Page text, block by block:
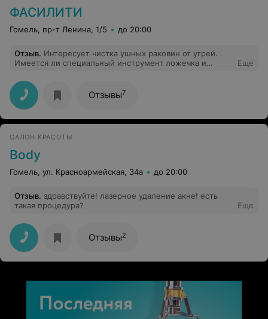
ФАСИЛИТИ
Гомель, пр-т Ленина, 1/5 до 20:00
Отзыв. Интересует чистка ушных раковин от угрей.
Имеется ли специальный инструмент ложечка и
Еще
Отзывы7
САЛОН КРАСОТЫ
Body
Гомель, ул. Красноармейская, 34а до 20:00
Отзыв. здравствуйте! лазерное удаление акне! есть
такая процедура?
Еще
Отзывы2